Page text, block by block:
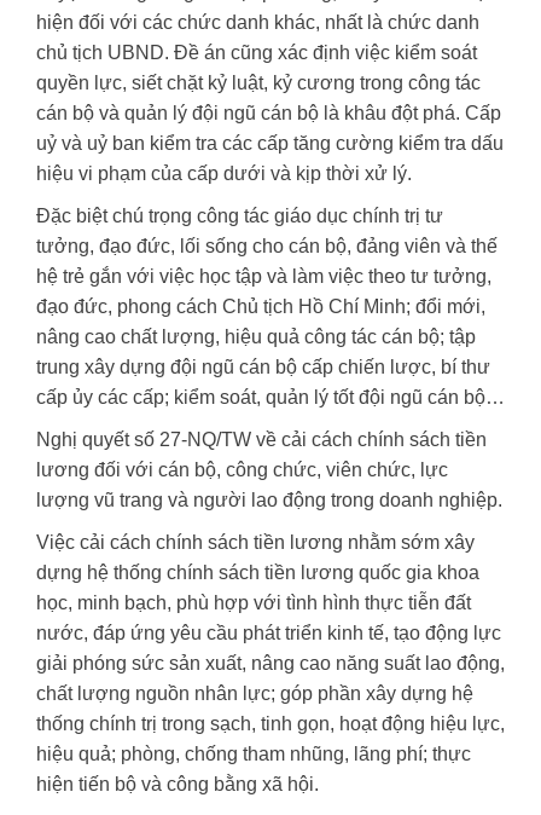
hiện đối với các chức danh khác, nhất là chức danh
chủ tịch UBND. Đề án cũng xác định việc kiểm soát
quyền lực, siết chặt kỷ luật, kỷ cương trong công tác
cán bộ và quản lý đội ngũ cán bộ là khâu đột phá. Cấp
uỷ và uỷ ban kiểm tra các cấp tăng cường kiểm tra dấu
hiệu vi phạm của cấp dưới và kịp thời xử lý.
Đặc biệt chú trọng công tác giáo dục chính trị tư
tưởng, đạo đức, lối sống cho cán bộ, đảng viên và thế
hệ trẻ gắn với việc học tập và làm việc theo tư tưởng,
đạo đức, phong cách Chủ tịch Hồ Chí Minh; đổi mới,
nâng cao chất lượng, hiệu quả công tác cán bộ; tập
trung xây dựng đội ngũ cán bộ cấp chiến lược, bí thư
cấp ủy các cấp; kiểm soát, quản lý tốt đội ngũ cán bộ…
Nghị quyết số 27-NQ/TW về cải cách chính sách tiền
lương đối với cán bộ, công chức, viên chức, lực
lượng vũ trang và người lao động trong doanh nghiệp.
Việc cải cách chính sách tiền lương nhằm sớm xây
dựng hệ thống chính sách tiền lương quốc gia khoa
học, minh bạch, phù hợp với tình hình thực tiễn đất
nước, đáp ứng yêu cầu phát triển kinh tế, tạo động lực
giải phóng sức sản xuất, nâng cao năng suất lao động,
chất lượng nguồn nhân lực; góp phần xây dựng hệ
thống chính trị trong sạch, tinh gọn, hoạt động hiệu lực,
hiệu quả; phòng, chống tham nhũng, lãng phí; thực
hiện tiến bộ và công bằng xã hội.